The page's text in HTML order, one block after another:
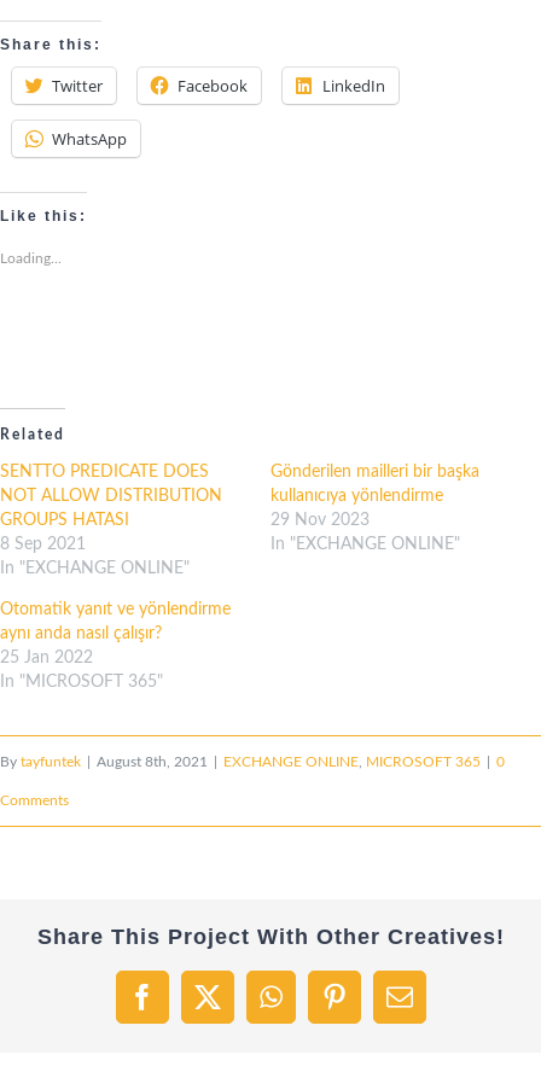
Share this:
Twitter Facebook LinkedIn
WhatsApp
Like this:
Loading...
Related
SENTTO PREDICATE DOES
NOT ALLOW DISTRIBUTION
GROUPS HATASI
8 Sep 2021
In "EXCHANGE ONLINE"
Gönderilen mailleri bir başka
kullanıcıya yönlendirme
29 Nov 2023
In "EXCHANGE ONLINE"
Otomatik yanıt ve yönlendirme
aynı anda nasıl çalışır?
25 Jan 2022
In "MICROSOFT 365"
By tayfuntek August 8th, 2021 EXCHANGE ONLINE MICROSOFT 365 0
Comments
Share This Project With Other Creatives!
Facebook
X WhatsAppPinterestEmail